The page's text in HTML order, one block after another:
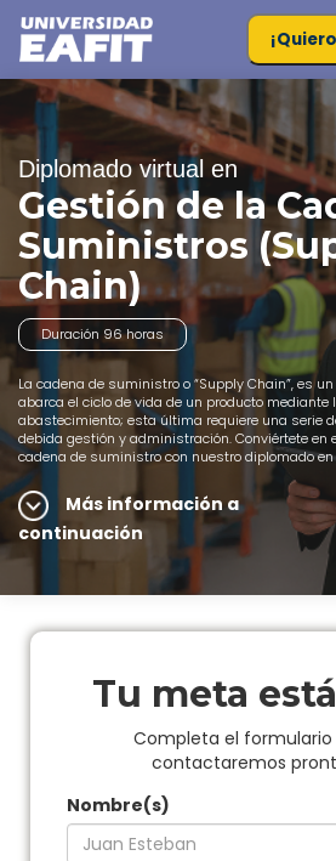
Diplomado virtual en
Gestión de la
Suministros
Chain)
Duración 96 horas
La cadena de suministro o “Supply Chain”, es
abarca el ciclo de vida de un producto mediante
abastecimiento; esta última requiere una serie
debida gestión y administración. Conviértete en
cadena de suministro con nuestro diplomado en
Más información a
continuación
Tu meta
Completa el
contactaremos
Nombre(s)